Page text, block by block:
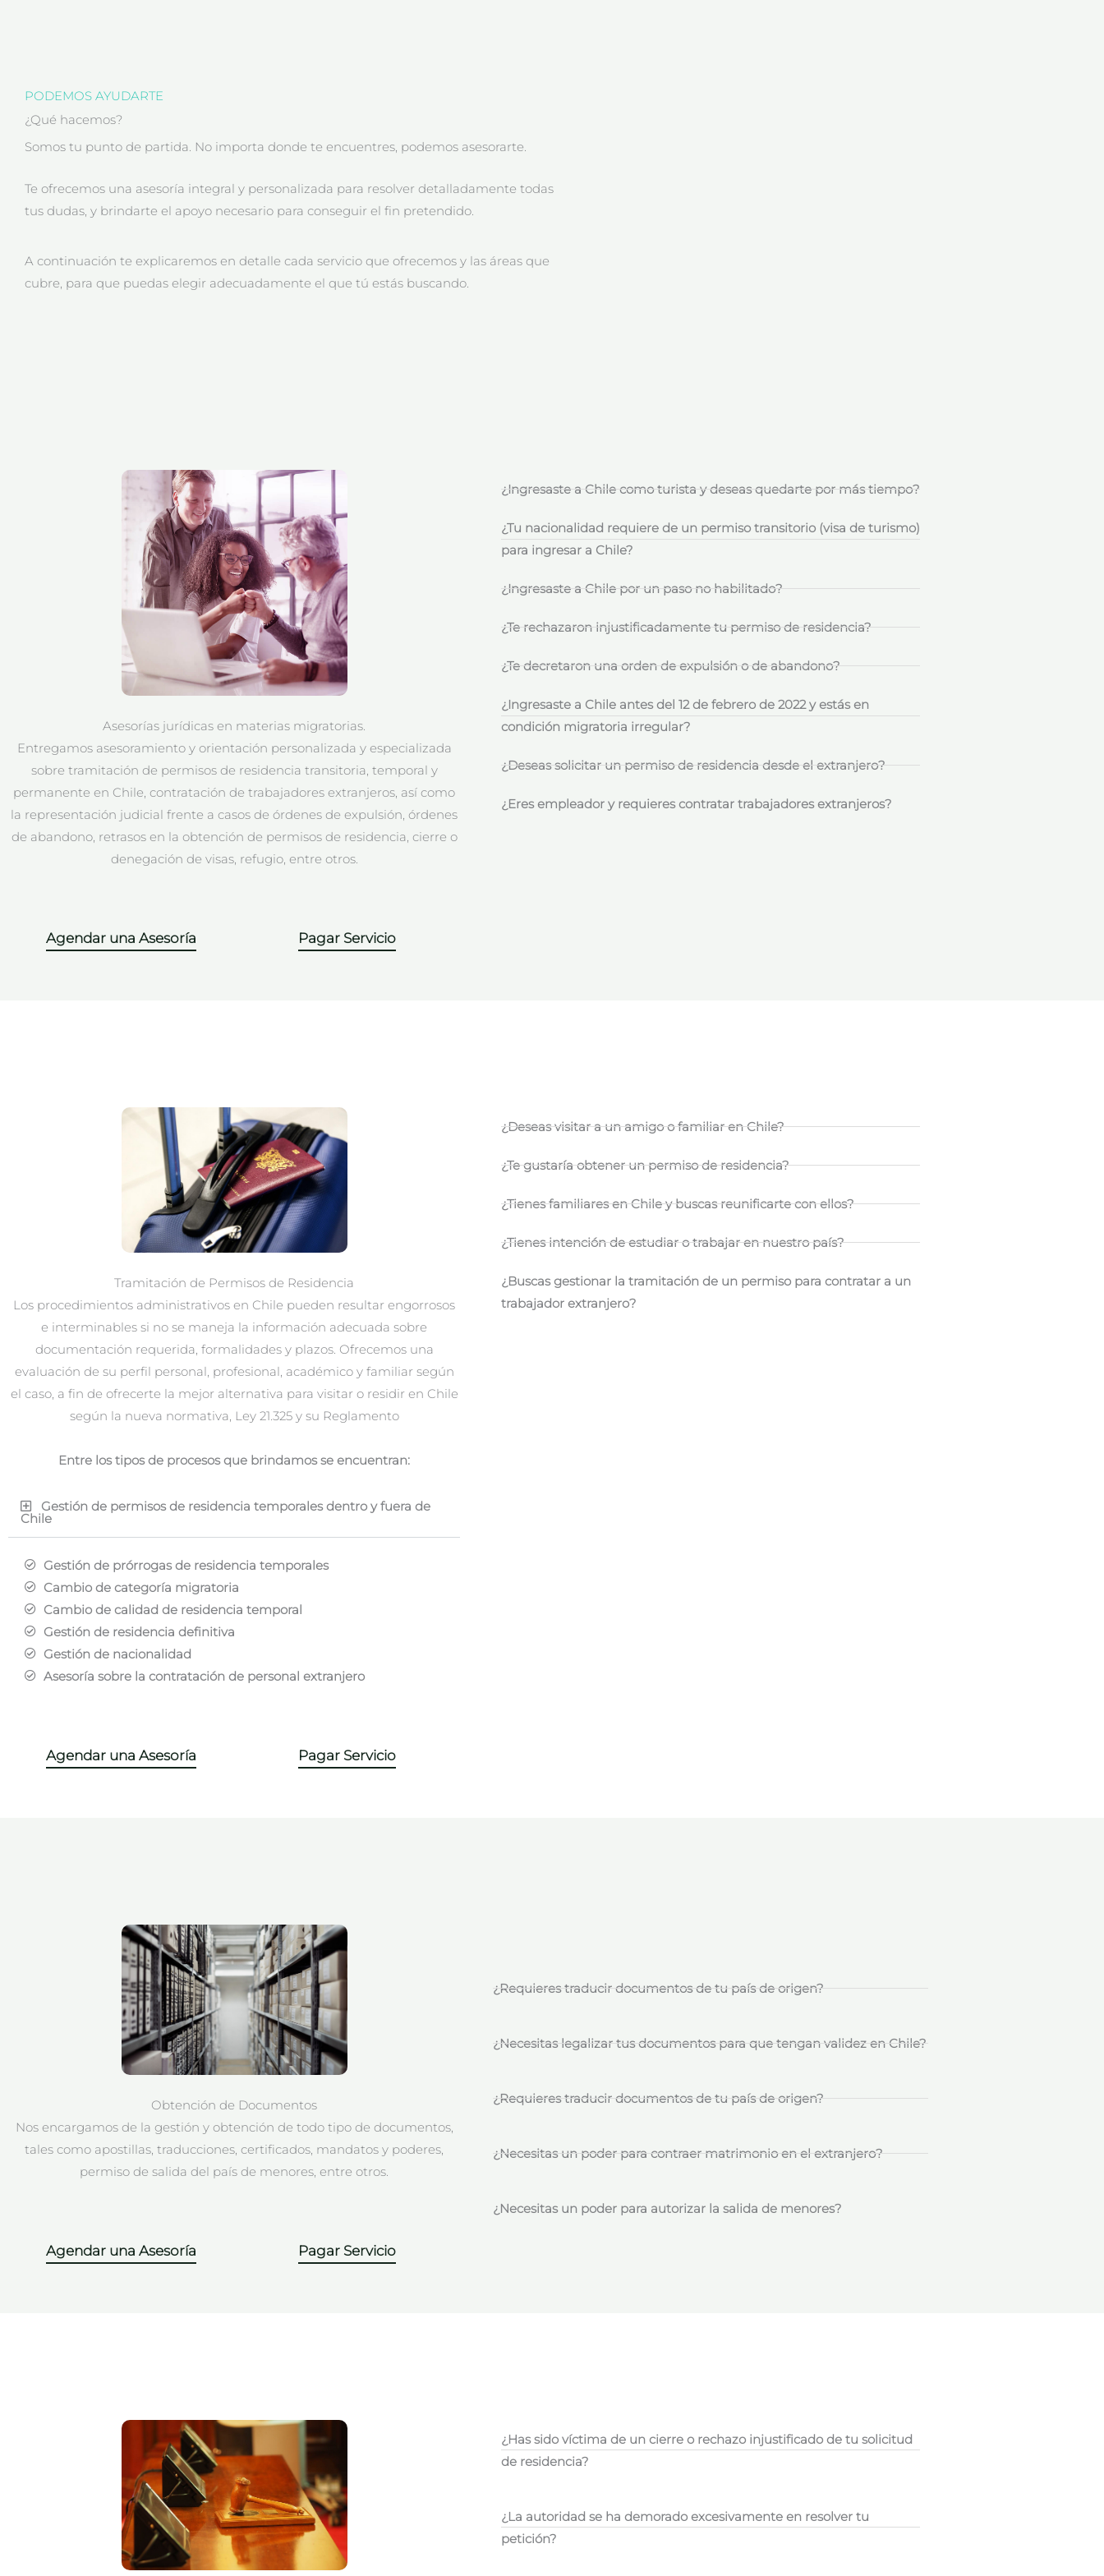
PODEMOS AYUDARTE
¿Qué hacemos?
Somos tu punto de partida. No importa donde te encuentres, podemos asesorarte.
Te ofrecemos una asesoría integral y personalizada para resolver detalladamente todas
tus dudas, y brindarte el apoyo necesario para conseguir el fin pretendido.
A continuación te explicaremos en detalle cada servicio que ofrecemos y las áreas que
cubre, para que puedas elegir adecuadamente el que tú estás buscando.
Asesorías jurídicas en materias migratorias.
Entregamos asesoramiento y orientación personalizada y especializada
sobre tramitación de permisos de residencia transitoria, temporal y
permanente en Chile, contratación de trabajadores extranjeros, así como
la representación judicial frente a casos de órdenes de expulsión, órdenes
de abandono, retrasos en la obtención de permisos de residencia, cierre o
denegación de visas, refugio, entre otros.
Agendar una Asesoría Pagar Servicio
¿Ingresaste a Chile como turista y deseas quedarte por más tiempo?
¿Tu nacionalidad requiere de un permiso transitorio (visa de turismo)
para ingresar a Chile?
¿Ingresaste a Chile por un paso no habilitado?
¿Te rechazaron injustificadamente tu permiso de residencia?
¿Te decretaron una orden de expulsión o de abandono?
¿Ingresaste a Chile antes del 12 de febrero de 2022 y estás en
condición migratoria irregular?
¿Deseas solicitar un permiso de residencia desde el extranjero?
¿Eres empleador y requieres contratar trabajadores extranjeros?
Tramitación de Permisos de Residencia
Los procedimientos administrativos en Chile pueden resultar engorrosos
e interminables si no se maneja la información adecuada sobre
documentación requerida, formalidades y plazos. Ofrecemos una
evaluación de su perfil personal, profesional, académico y familiar según
el caso, a fin de ofrecerte la mejor alternativa para visitar o residir en Chile
según la nueva normativa, Ley 21.325 y su Reglamento
Entre los tipos de procesos que brindamos se encuentran:
Gestión de permisos de residencia temporales dentro y fuera de
Chile
Gestión de prórrogas de residencia temporales
Cambio de categoría migratoria
Cambio de calidad de residencia temporal
Gestión de residencia definitiva
Gestión de nacionalidad
Asesoría sobre la contratación de personal extranjero
Agendar una Asesoría Pagar Servicio
¿Deseas visitar a un amigo o familiar en Chile?
¿Te gustaría obtener un permiso de residencia?
¿Tienes familiares en Chile y buscas reunificarte con ellos?
¿Tienes intención de estudiar o trabajar en nuestro país?
¿Buscas gestionar la tramitación de un permiso para contratar a un
trabajador extranjero?
Obtención de Documentos
Nos encargamos de la gestión y obtención de todo tipo de documentos,
tales como apostillas, traducciones, certificados, mandatos y poderes,
permiso de salida del país de menores, entre otros.
Agendar una Asesoría Pagar Servicio
¿Requieres traducir documentos de tu país de origen?
¿Necesitas legalizar tus documentos para que tengan validez en Chile?
¿Requieres traducir documentos de tu país de origen?
¿Necesitas un poder para contraer matrimonio en el extranjero?
¿Necesitas un poder para autorizar la salida de menores?
¿Has sido víctima de un cierre o rechazo injustificado de tu solicitud
de residencia?
¿La autoridad se ha demorado excesivamente en resolver tu
petición?